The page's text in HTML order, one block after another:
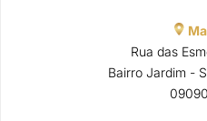
Rua das
Bairro Jardim -